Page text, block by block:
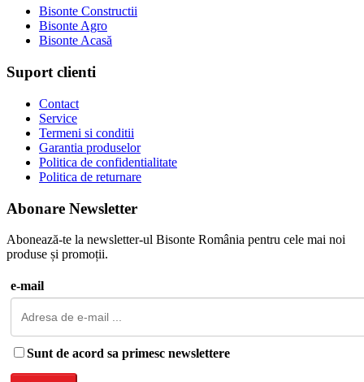
Bisonte Constructii
Bisonte Agro
Bisonte Acasă
Suport clienti
Contact
Service
Termeni si conditii
Garantia produselor
Politica de confidentialitate
Politica de returnare
Abonare Newsletter
Abonează-te la newsletter-ul Bisonte România pentru cele mai noi
produse și promoții.
e-mail
Sunt de acord sa primesc newslettere